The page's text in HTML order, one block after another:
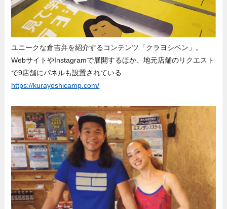
ユニークな倉吉弁を紹介するコンテンツ「クラヨシベン」。
WebサイトやInstagramで展開するほか、地元店舗のリクエスト
で9店舗にパネルも設置されている
https://kurayoshicamp.com/